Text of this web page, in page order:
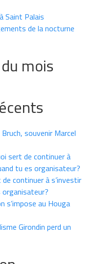
Saint Palais
de la nocturne
mois
souvenir Marcel
sert de continuer à
tu es organisateur?
continuer à s’investir
organisateur?
s’impose au Houga
Girondin perd un